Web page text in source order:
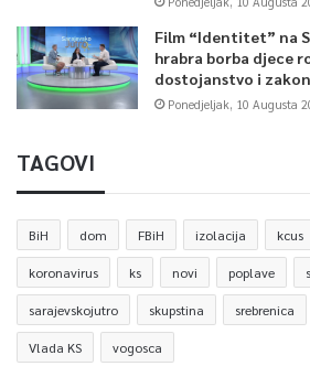
Film “Identitet” na
hrabra borba djece
dostojanstvo i
Ponedjeljak, 10 Augusta
TAGOVI
BiH dom FBiH izolacija kcus
koronavirus ks novi poplave
sarajevskojutro skupstina srebrenica
Vlada KS vogosca